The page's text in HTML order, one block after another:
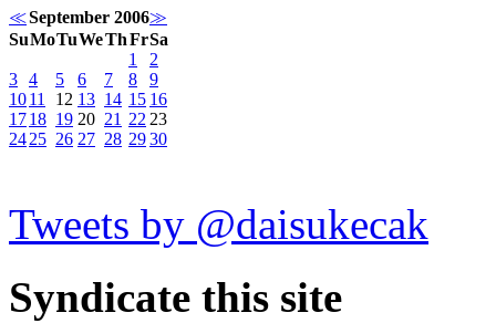
≪September 2006≫
SuMoTuWeThFrSa
1
2
3 4 5 6 7 8
9
1011 12 13 14 15 16
1718 19 20 21 22 23
2425 26 27 28 2930
Tweets by @daisukecak
Syndicate this site